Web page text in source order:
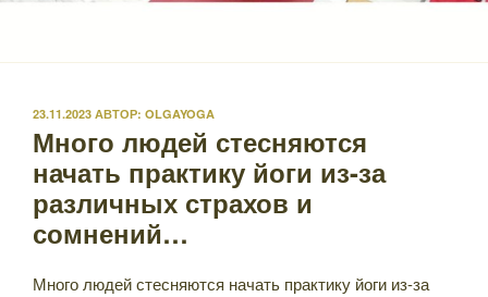
ОПУБЛИКОВАНО
23.11.2023 АВТОР: OLGAYOGA
Много людей стесняются
начать практику йоги из-за
различных страхов и
сомнений…
Много людей стесняются начать практику йоги из-за